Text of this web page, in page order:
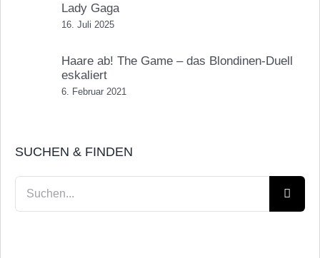
Lady Gaga
16. Juli 2025
Haare ab! The Game – das Blondinen-Duell
eskaliert
6. Februar 2021
SUCHEN & FINDEN
Suche
nach: